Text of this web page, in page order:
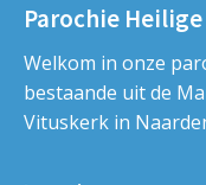
Parochie
Welkom in onze
bestaande uit de
Vituskerk in